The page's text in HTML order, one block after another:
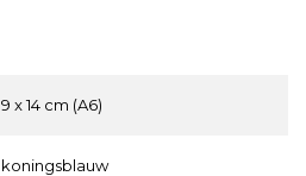
9 x 14 cm (A6)
koningsblauw